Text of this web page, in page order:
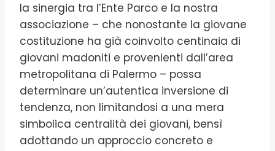
la sinergia tra l’Ente Parco e la nostra
associazione – che nonostante la giovane
costituzione ha già coinvolto centinaia di
giovani madoniti e provenienti dall’area
metropolitana di Palermo – possa
determinare un’autentica inversione di
tendenza, non limitandosi a una mera
simbolica centralità dei giovani, bensì
adottando un approccio concreto e